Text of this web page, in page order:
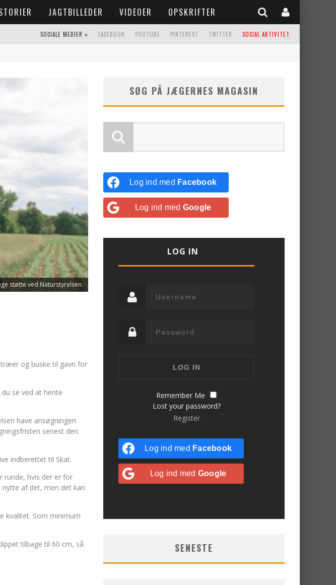
JAGTBILLEDER VIDEOER OPSKRIFTER
SOCIAL AKTIVITET
TWITTER
PINTEREST
YOUTUBE
FACEBOOK
SOCIALE MEDIER »
støtte ved Naturstyrelsen.
træer og buske til gavn for
se ved at hente
have ansøgningen
senest den
indberettet til Skat.
runde, hvis der er for
af det, men det kan
kvalitet. Som minimum
tilbage til 60 cm, så
SØG PÅ JÆGERNES MAGASIN
Log ind med Facebook
Log ind med Google
LOG IN
Remember Me
Lost your password?
Register
Log ind med Facebook
Log ind med Google
SENESTE